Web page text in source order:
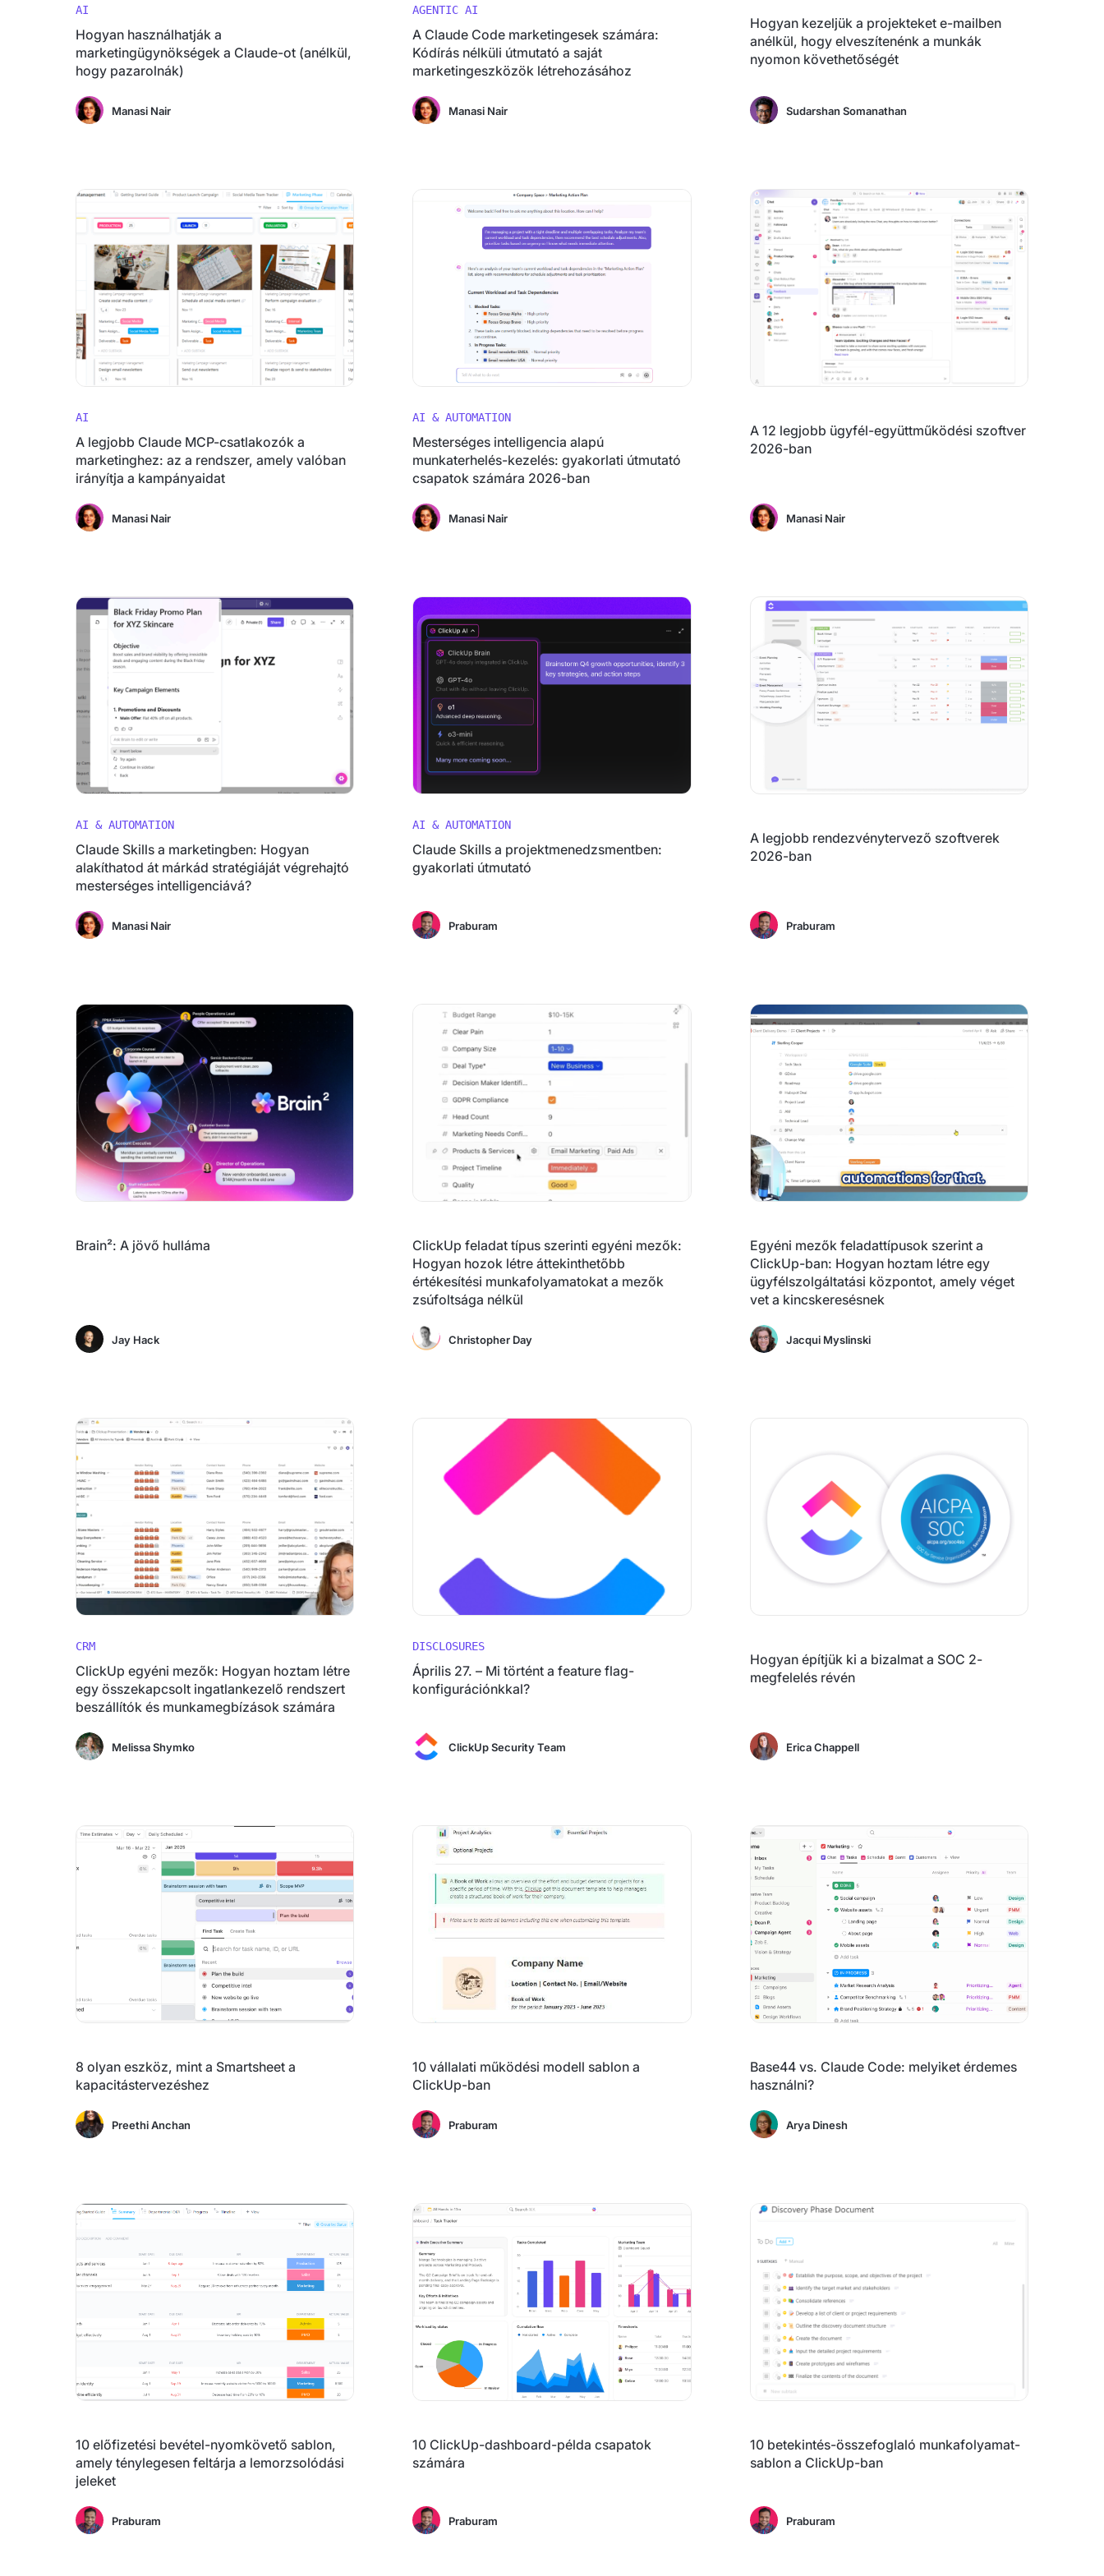
AI
Hogyan használhatják a
marketingügynökségek a Claude-ot (anélkül,
hogy pazarolnák)
Manasi Nair
AGENTIC AI
A Claude Code marketingesek számára:
Kódírás nélküli útmutató a saját
marketingeszközök létrehozásához
Manasi Nair
Hogyan kezeljük a projekteket e-mailben
anélkül, hogy elveszítenénk a munkák
nyomon követhetőségét
Sudarshan Somanathan
AI
A legjobb Claude MCP-csatlakozók a
marketinghez: az a rendszer, amely valóban
irányítja a kampányaidat
Manasi Nair
AI & AUTOMATION
Mesterséges intelligencia alapú
munkaterhelés-kezelés: gyakorlati útmutató
csapatok számára 2026-ban
Manasi Nair
A 12 legjobb ügyfél-együttműködési szoftver
2026-ban
Manasi Nair
AI & AUTOMATION
Claude Skills a marketingben: Hogyan
alakíthatod át márkád stratégiáját végrehajtó
mesterséges intelligenciává?
Manasi Nair
AI & AUTOMATION
Claude Skills a projektmenedzsmentben:
gyakorlati útmutató
Praburam
A legjobb rendezvénytervező szoftverek
2026-ban
Praburam
Brain²: A jövő hulláma
Jay Hack
ClickUp feladat típus szerinti egyéni mezők:
Hogyan hozok létre áttekinthetőbb
értékesítési munkafolyamatokat a mezők
zsúfoltsága nélkül
Christopher Day
Egyéni mezők feladattípusok szerint a
ClickUp-ban: Hogyan hoztam létre egy
ügyfélszolgáltatási központot, amely véget
vet a kincskeresésnek
Jacqui Myslinski
CRM
ClickUp egyéni mezők: Hogyan hoztam létre
egy összekapcsolt ingatlankezelő rendszert
beszállítók és munkamegbízások számára
Melissa Shymko
DISCLOSURES
Április 27. – Mi történt a feature flag-
konfigurációnkkal?
ClickUp Security Team
Hogyan építjük ki a bizalmat a SOC 2-
megfelelés révén
Erica Chappell
8 olyan eszköz, mint a Smartsheet a
kapacitástervezéshez
Preethi Anchan
10 vállalati működési modell sablon a
ClickUp-ban
Praburam
Base44 vs. Claude Code: melyiket érdemes
használni?
Arya Dinesh
10 előfizetési bevétel-nyomkövető sablon,
amely ténylegesen feltárja a lemorzsolódási
jeleket
Praburam
10 ClickUp-dashboard-példa csapatok
számára
Praburam
10 betekintés-összefoglaló munkafolyamat-
sablon a ClickUp-ban
Praburam